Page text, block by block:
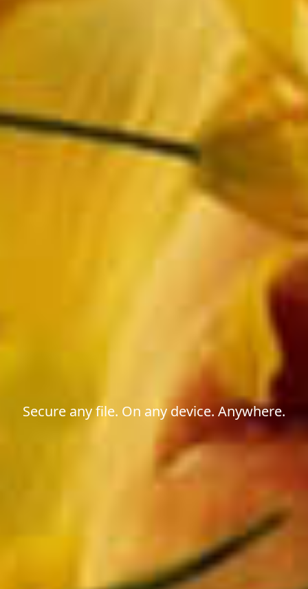
Secure any file. On any device. Anywhere.